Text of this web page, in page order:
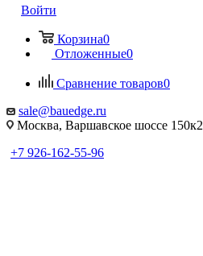
Войти
Корзина0
Отложенные0
Сравнение товаров0
sale@bauedge.ru
Москва, Варшавское шоссе 150к2
+7 926-162-55-96